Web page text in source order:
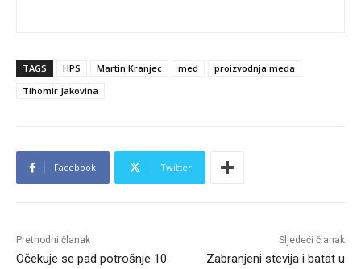
TAGS HPS Martin Kranjec med
proizvodnja meda
Tihomir Jakovina
Facebook Twitter
Prethodni članak
Očekuje se pad potrošnje 10.
Sljedeći članak
Zabranjeni stevija i batat u